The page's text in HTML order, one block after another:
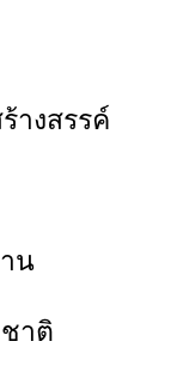
างสรรค์
น
าติ